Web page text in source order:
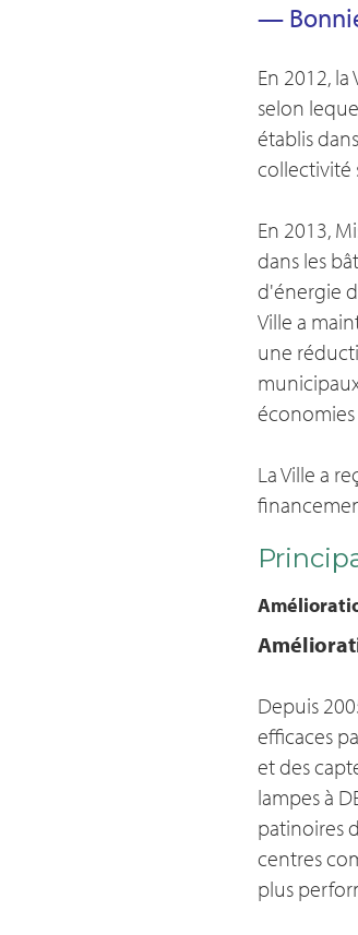
—
En 2012,
selon
établis
collectivité
En 2013,
dans les
d'énergie
Ville a
une
La Ville a
Depuis
efficaces
et des
lampes à
patinoires
centres
plus